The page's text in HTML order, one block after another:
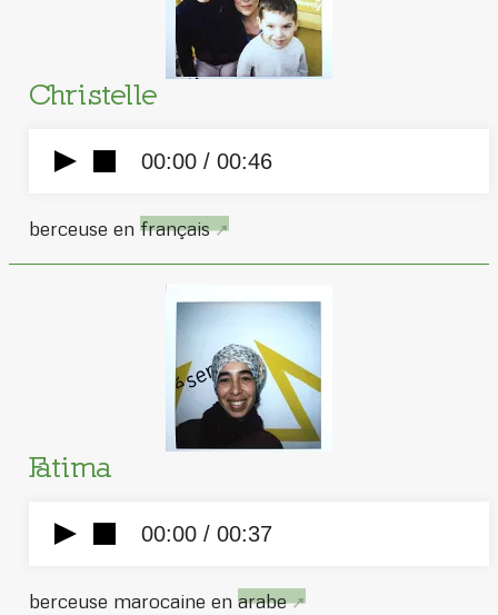
Christelle
00:00 / 00:46
berceuse en français
Fatima
00:00 / 00:37
berceuse marocaine en arabe